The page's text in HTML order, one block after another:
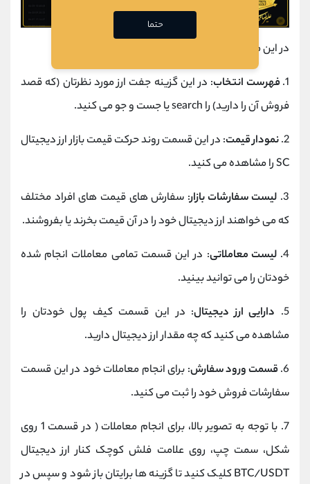
در این مرحله وارد چارت نمودار تحلیل می شوید:
1. فهرست انتخاب: در این گزینه جفت ارز مورد نظرتان (که قصد
فروش آن را دارید) را search یا جست و جو می کنید.
2. نمودار قیمت: در این قسمت روند حرکت قیمت بازار ارز دیجیتال
SC را مشاهده می کنید.
3. لیست سفارشات بازار: سفارش های قیمت های افراد مختلف
که می خواهند ارز دیجیتال خود را در آن قیمت بخرند یا بفروشند.
4. لیست معاملاتی: در این قسمت تمامی معاملات انجام شده
خودتان را می توانید بینید.
5. دارایی ارز دیجیتال: در این قسمت کیف پول خودتان را
مشاهده می کنید که چه مقدار ارز دیجیتال دارید.
6. قسمت ورود سفارش: برای انجام معاملات خود در این قسمت
سفارشات فروش خود را ثبت می کنید.
7.
با توجه به تصویر بالا، برای انجام معاملات ( در قسمت 1 روی
شکل، سمت چپ، روی علامت فلش کوچک کنار ارز دیجیتال
BTC/USDT کلیک کنید تا گزینه ها برایتان باز شود و سپس در
حتما